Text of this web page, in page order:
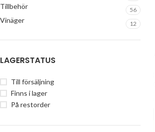
Tillbehör 56
Vinäger 12
LAGERSTATUS
Till försäljning
Finns i lager
På restorder